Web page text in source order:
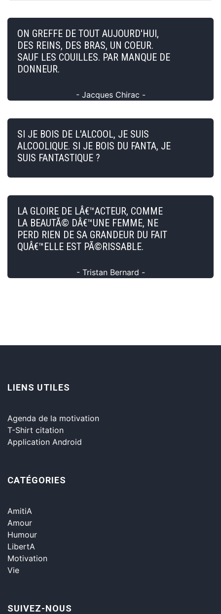
ON GREFFE DE TOUT AUJOURD'HUI,
DES REINS, DES BRAS, UN COEUR.
SAUF LES COUILLES. PAR MANQUE DE
DONNEUR.
- Jacques Chirac -
SI JE BOIS DE L'ALCOOL, JE SUIS
ALCOOLIQUE. SI JE BOIS DU FANTA, JE
SUIS FANTASTIQUE ?
LA GLOIRE DE LÂ€™ACTEUR, COMME
LA BEAUTÃ© DÂ€™UNE FEMME, NE
PERD RIEN DE SA GRANDEUR DU FAIT
QUÂ€™ELLE EST PÃ©RISSABLE.
- Tristan Bernard -
LIENS UTILES
Agenda de la motivation
T-Shirt citation
Application Android
CATÉGORIES
AmitiA
Amour
Humour
LibertA
Motivation
Vie
SUIVEZ-NOUS